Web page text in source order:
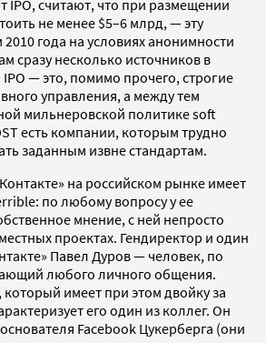
IPO, считают, что при размещении
не менее $5–6 млрд, — эту
года на условиях анонимности
сразу несколько источников в
IPO — это, помимо прочего, строгие
управления, а между тем
мильнеровской политике soft
есть компании, которым трудно
заданным извне стандартам.
на российском рынке имеет
по любому вопросу у ее
мнение, с ней непросто
проектах. Гендиректор и один
Павел Дуров — человек, по
любого личного общения.
имеет при этом двойку за
его один из коллег. Он
Facebook Цукерберга (они